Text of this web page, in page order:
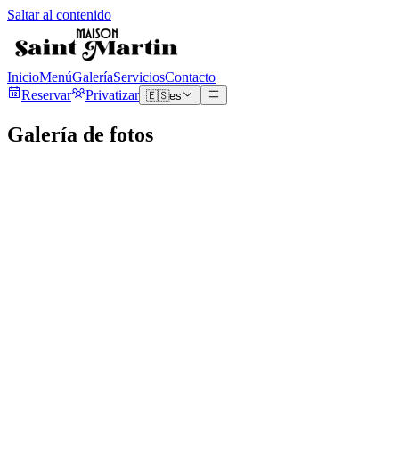
Saltar al contenido
InicioMenúGaleríaServiciosContacto
Reservar
Privatizar 🇪🇸es
Galería de fotos